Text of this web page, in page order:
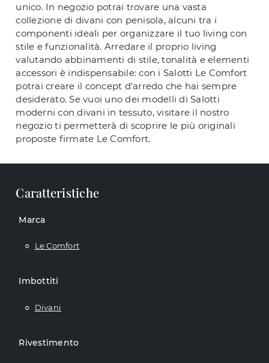
unico. In negozio potrai trovare una vasta
collezione di divani con penisola, alcuni tra i
componenti ideali per organizzare il tuo living con
stile e funzionalità. Arredare il proprio living
valutando abbinamenti di stile, tonalità e elementi
accessori è indispensabile: con i Salotti Le Comfort
potrai creare il concept d'arredo che hai sempre
desiderato. Se vuoi uno dei modelli di Salotti
moderni con divani in tessuto, visitare il nostro
negozio ti permetterà di scoprire le più originali
proposte firmate Le Comfort.
Caratteristiche
Marca
Le Comfort
Imbottiti
Divani
Rivestimento